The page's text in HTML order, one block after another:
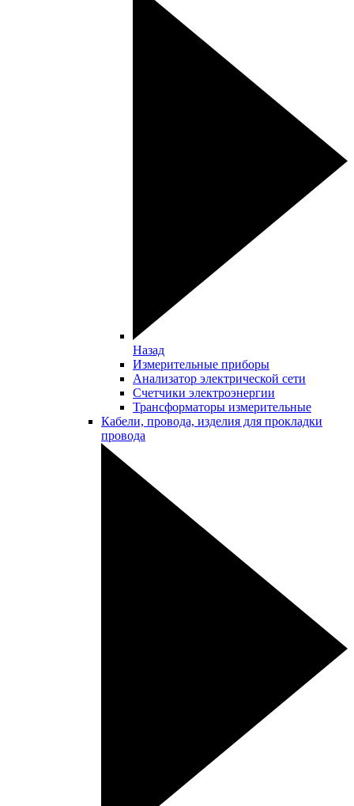
Назад
Измерительные приборы
Анализатор электрической сети
Счетчики электроэнергии
Трансформаторы измерительные
Кабели, провода, изделия для прокладки
провода